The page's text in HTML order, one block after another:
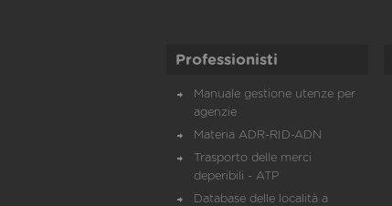
Professionisti
Manuale gestione utenze per
agenzie
Materia ADR-RID-ADN
Trasporto delle merci
deperibili - ATP
Database delle località a